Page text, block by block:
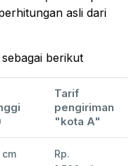
asli dari
berikut
Tarif
pengiriman
"kota A"
cm
Rp.